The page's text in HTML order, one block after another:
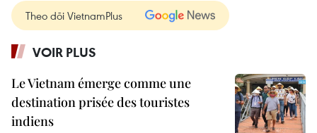
Theo dõi VietnamPlus
VOIR PLUS
Le Vietnam émerge comme une
destination prisée des touristes
indiens